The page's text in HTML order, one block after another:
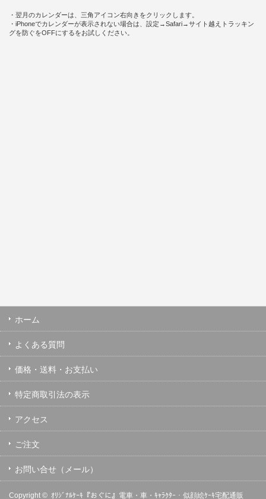
・翌月のカレンダーは、三角アイコン右向きをクリックします。
・iPhoneでカレンダーが表示されない場合は、設定→Safari→サイト越えトラッキン
グを防ぐをOFFにするをお試しください。
ホーム
よくある質問
価格・送料・お支払い
特定商取引法の表示
アクセス
ご注文
お問い合せ（メール）
Copyright © ｵﾘｼﾞﾅﾙｹｰｷ『おぐに』電車・車・ｷｬﾗｸﾀｰ・似顔絵ｹｰｷ宅配通販